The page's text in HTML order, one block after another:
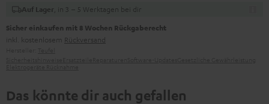
Auf Lager , in 3 – 5 Werktagen bei dir
Sicher einkaufen mit 8 Wochen Rückgaberecht
inkl. kostenlosem Rückversand
Das könnte dir auch gefallen